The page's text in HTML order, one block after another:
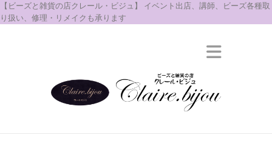
【ビーズと雑貨の店クレール・ビジュ】 イベント出店、講師、ビーズ各種取
り扱い、修理・リメイクも承ります